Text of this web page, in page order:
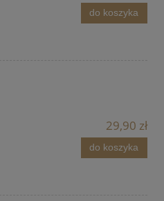
do koszyka
29,90 zł
do koszyka